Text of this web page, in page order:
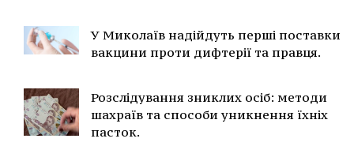
У Миколаїв надійдуть перші поставки
вакцини проти дифтерії та правця.
Розслідування зниклих осіб: методи
шахраїв та способи уникнення їхніх
пасток.